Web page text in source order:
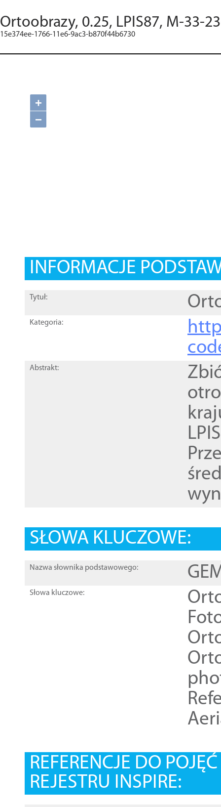
Ortoobrazy, 0.25, LPIS87, M-33-
15e374ee-1766-11e6-9ac3-b870f44b6730
+
−
INFORMACJE
Tytuł:
Kategoria:
Abstrakt:
SŁOWA KLUCZOWE:
Nazwa słownika podstawowego:
Słowa kluczowe:
REFERENCJE DO
REJESTRU INSPIRE: